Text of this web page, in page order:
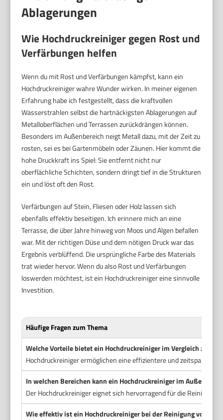
Ablagerungen
Wie Hochdruckreiniger gegen Rost und
Verfärbungen helfen
Wenn du mit Rost und Verfärbungen kämpfst, kann ein
Hochdruckreiniger wahre Wunder wirken. In meiner eigenen
Erfahrung habe ich festgestellt, dass die kraftvollen
Wasserstrahlen selbst die hartnäckigsten Ablagerungen auf
Metalloberflächen und Terrassen zurückdrängen können.
Besonders im Außenbereich neigt Metall dazu, mit der Zeit zu
rosten, sei es bei Gartenmöbeln oder Zäunen. Hier kommt die
hohe Druckkraft ins Spiel: Sie entfernt nicht nur
oberflächliche Schichten, sondern dringt tief in die Strukturen
ein und löst oft den Rost.
Verfärbungen auf Stein, Fliesen oder Holz lassen sich
ebenfalls effektiv beseitigen. Ich erinnere mich an eine
Terrasse, die über Jahre hinweg von Moos und Algen befallen
war. Mit der richtigen Düse und dem nötigen Druck war das
Ergebnis verblüffend. Die ursprüngliche Farbe des Materials
trat wieder hervor. Wenn du also Rost und Verfärbungen
loswerden möchtest, ist ein Hochdruckreiniger eine sinnvolle
Investition.
Häufige Fragen zum Thema
Welche Vorteile bietet ein Hochdruckreiniger im Vergleich zu
Hochdruckreiniger ermöglichen eine effizientere und
In welchen Bereichen kann ein Hochdruckreiniger im
Der Hochdruckreiniger eignet sich hervorragend für die Reinigung
Wie effektiv ist ein Hochdruckreiniger bei der Reinigung von